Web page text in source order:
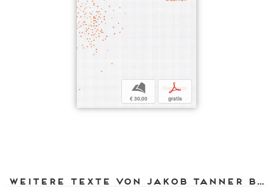
b
€ 30,00
p
gratis
Weitere Texte von Jakob Tanner bei DIAPHANES